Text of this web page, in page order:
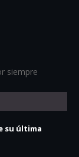
siempre
su última